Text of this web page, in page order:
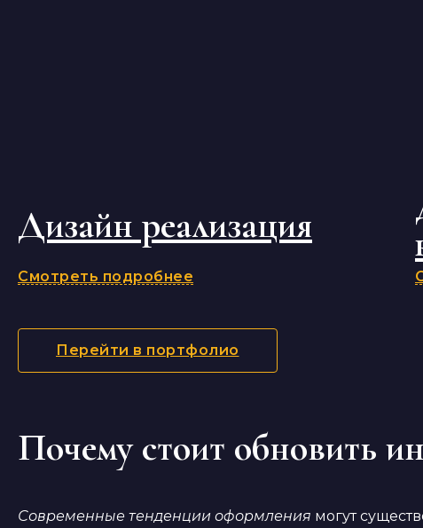
Дизайн реализация
Смотреть подробнее
Перейти в портфолио
Почему стоит обновить
Современные тенденции оформления могут